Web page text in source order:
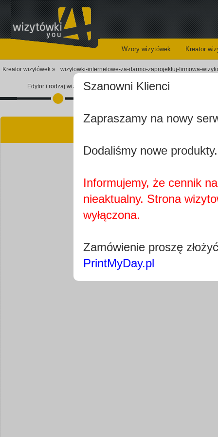
Wzory wizytówek Kreator
Kreator wizytówek » wizytowki-internetowe-za-darmo-zaprojektuj-firmowa-
Edytor i rodzaj wizytówkiSzanowni Klienci
Zapraszamy na nowy
Dodaliśmy nowe
Informujemy, że cennik
nieaktualny. Strona
wyłączona.
Zamówienie proszę
PrintMyDay.pl